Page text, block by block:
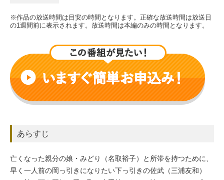
※作品の放送時間は目安の時間となります。正確な放送時間は放送日
の1週間前に表示されます。放送時間は本編のみの時間となります。
あらすじ
亡くなった親分の娘・みどり（名取裕子）と所帯を持つために、
早く一人前の岡っ引きになりたい下っ引きの佐武（三浦友和）